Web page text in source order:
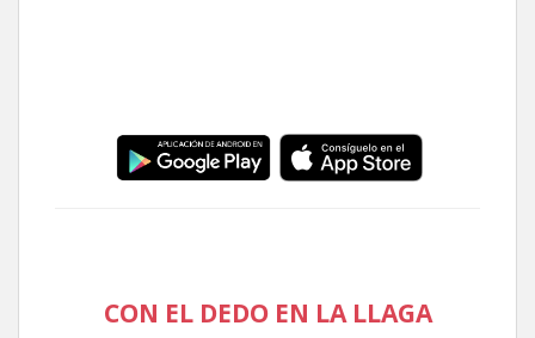
CON EL DEDO EN LA LLAGA